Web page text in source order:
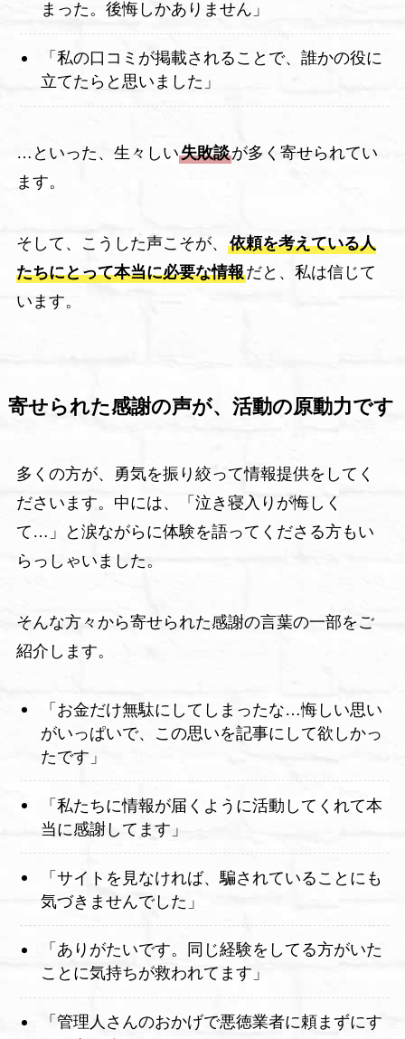
まった。後悔しかありません」
「私の口コミが掲載されることで、誰かの役に
立てたらと思いました」
…といった、生々しい失敗談が多く寄せられてい
ます。
そして、こうした声こそが、 依頼を考えている人
たちにとって本当に必要な情報だと、私は信じて
います。
寄せられた感謝の声が、活動の原動力です
多くの方が、勇気を振り絞って情報提供をしてく
ださいます。中には、「泣き寝入りが悔しく
て…」と涙ながらに体験を語ってくださる方もい
らっしゃいました。
そんな方々から寄せられた感謝の言葉の一部をご
紹介します。
「お金だけ無駄にしてしまったな…悔しい思い
がいっぱいで、この思いを記事にして欲しかっ
たです」
「私たちに情報が届くように活動してくれて本
当に感謝してます」
「サイトを見なければ、騙されていることにも
気づきませんでした」
「ありがたいです。同じ経験をしてる方がいた
ことに気持ちが救われてます」
「管理人さんのおかげで悪徳業者に頼まずにす